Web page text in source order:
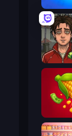
Prison
Farm-